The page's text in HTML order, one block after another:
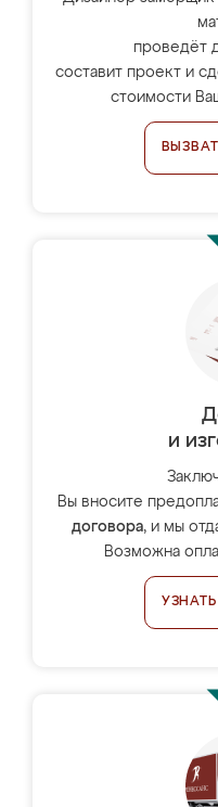
проведёт
составит проект и
стоимости
и
Вы вносите
договора, и мы
Возможна